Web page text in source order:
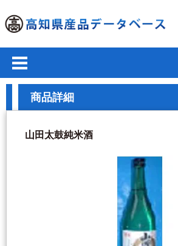
商品詳細
山田太鼓純米酒